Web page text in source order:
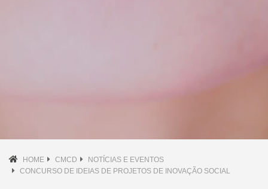
HOME CMCD
NOTÍCIAS E EVENTOS
CONCURSO DE IDEIAS DE PROJETOS DE INOVAÇÃO SOCIAL